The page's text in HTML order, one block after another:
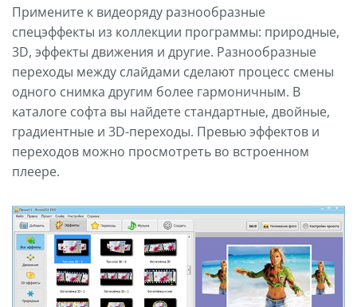
Примените к видеоряду разнообразные
спецэффекты из коллекции программы: природные,
3D, эффекты движения и другие. Разнообразные
переходы между слайдами сделают процесс смены
одного снимка другим более гармоничным. В
каталоге софта вы найдете стандартные, двойные,
градиентные и 3D-переходы. Превью эффектов и
переходов можно просмотреть во встроенном
плеере.